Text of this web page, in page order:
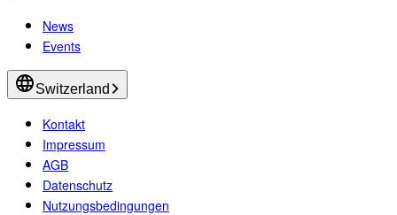
News
Events
Switzerland
Kontakt
Impressum
AGB
Datenschutz
Nutzungsbedingungen